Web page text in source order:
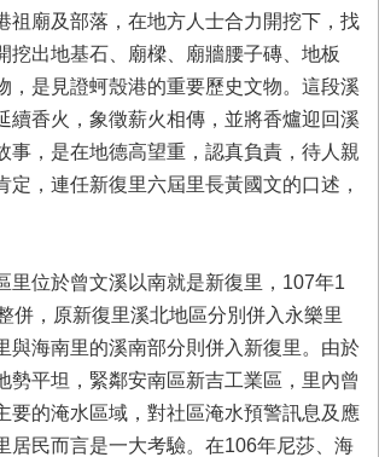
祖廟及部落，在地方人士合力開挖下，找
挖出地基石、廟樑、廟牆腰子磚、地板
，是見證蚵殼港的重要歷史文物。這段溪
續香火，象徵薪火相傳，並將香爐迎回溪
事，是在地德高望重，認真負責，待人親
定，連任新復里六屆里長黃國文的口述，
里位於曾文溪以南就是新復里，107年1
併，原新復里溪北地區分別併入永樂里
與海南里的溪南部分則併入新復里。由於
勢平坦，緊鄰安南區新吉工業區，里內曾
要的淹水區域，對社區淹水預警訊息及應
居民而言是一大考驗。在106年尼莎、海